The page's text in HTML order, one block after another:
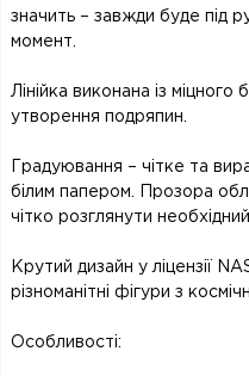
значить – завжди буде під
момент.
Лінійка виконана із
утворення подряпин.
Градуювання – чітке та
білим папером. Прозора
чітко розглянути
Крутий дизайн у ліцензії
різноманітні фігури з
Особливості: